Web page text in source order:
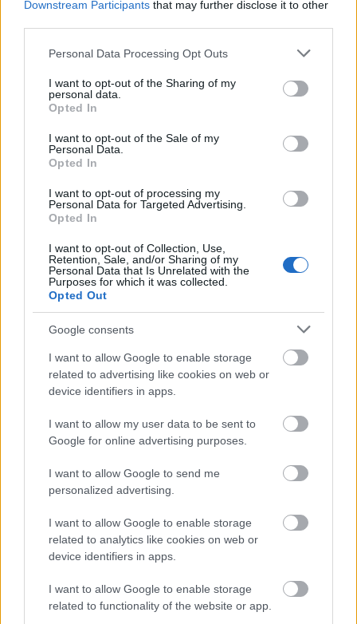
Downstream Participants that may further disclose it to other
Please note that this website/app uses one or more Google
not limited to your visit or usage behaviour. You may click to
grant or deny consent to Google and its third-party tags to
use your data for below specified purposes in below Google
consent section.
Personal Data Processing Opt Outs
I want to opt-out of the Sharing of my
personal data.
Opted In
I want to opt-out of the Sale of my
Personal Data.
Opted In
I want to opt-out of processing my
Personal Data for Targeted Advertising.
Opted In
I want to opt-out of Collection, Use,
Retention, Sale, and/or Sharing of my
Personal Data that Is Unrelated with the
Purposes for which it was collected.
Opted Out
Google consents
I want to allow Google to enable storage
related to advertising like cookies on web or
device identifiers in apps.
I want to allow my user data to be sent to
Google for online advertising purposes.
I want to allow Google to send me
personalized advertising.
I want to allow Google to enable storage
related to analytics like cookies on web or
device identifiers in apps.
I want to allow Google to enable storage
related to functionality of the website or app.
Ha mást gondolsz? H:lye vagy!/?
ZalaiZug•2025. október 06.
Ellentétes vélemény
A minap feltettem egy képet, amihez írtam szöveges
posztot. Egy statisztikáról, ahol a háziállatokkal való
alváshoz társult ...